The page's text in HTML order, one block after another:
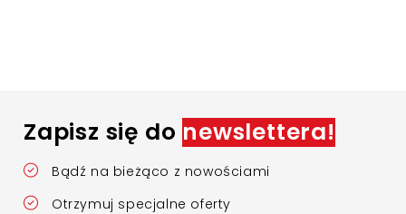
Zapisz się do newslettera!
Bądź na bieżąco z nowościami
Otrzymuj specjalne oferty